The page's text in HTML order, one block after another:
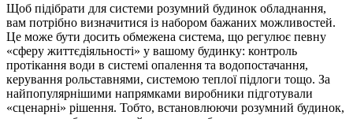
Щоб підібрати для системи розумний будинок обладнання,
вам потрібно визначитися із набором бажаних можливостей.
Це може бути досить обмежена система, що регулює певну
«сферу життєдіяльності» у вашому будинку: контроль
протікання води в системі опалення та водопостачання,
керування рольставнями, системою теплої підлоги тощо. За
найпопулярнішими напрямками виробники підготували
«сценарні» рішення. Тобто, встановлюючи розумний будинок,